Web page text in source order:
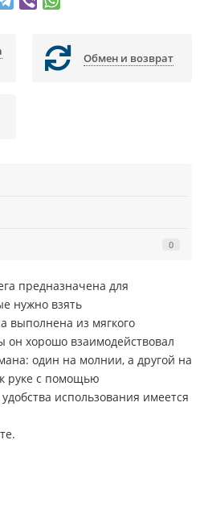
Обмен и возврат
0
предназначена для
нужно взять
выполнена из мягкого
он хорошо взаимодействовал
один на молнии, а другой на
руке с помощью
использования имеется